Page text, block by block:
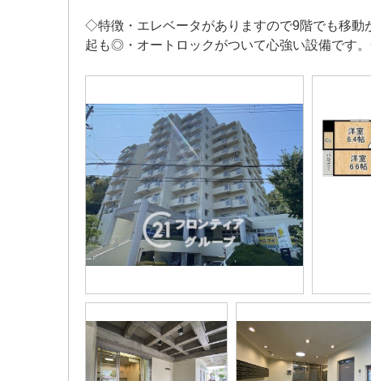
◇特徴・エレベータがありますので9階でも移動
起も◎・オートロックがついて心強い設備です